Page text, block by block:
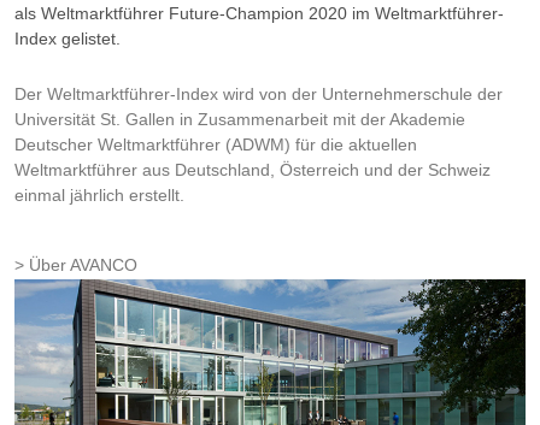
als Weltmarktführer Future-Champion 2020 im Weltmarktführer-
Index gelistet.
Der Weltmarktführer-Index wird von der Unternehmerschule der
Universität St. Gallen in Zusammenarbeit mit der Akademie
Deutscher Weltmarktführer (ADWM) für die aktuellen
Weltmarktführer aus Deutschland, Österreich und der Schweiz
einmal jährlich erstellt.
Über AVANCO